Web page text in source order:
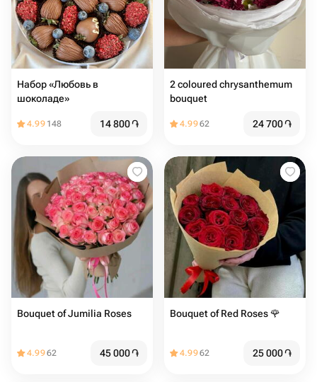
Набор «Любовь в
шоколаде»
4.99 148 14 800֏
2 coloured chrysanthemum
bouquet
4.9962 24 700֏
Bouquet of Jumilia Roses️
4.9962 45 000֏
Bouquet of Red Roses 🌹
4.9962 25 000֏